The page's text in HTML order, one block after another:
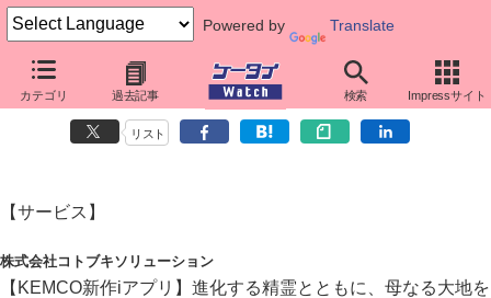
Powered by Translate
カテゴリ 過去記事 検索 Impressサイト
ダイジェストニュース（2012年2月17日）
リスト
【サービス】
株式会社コトブキソリューション
【KEMCO新作iアプリ】進化する精霊とともに、母なる大地を